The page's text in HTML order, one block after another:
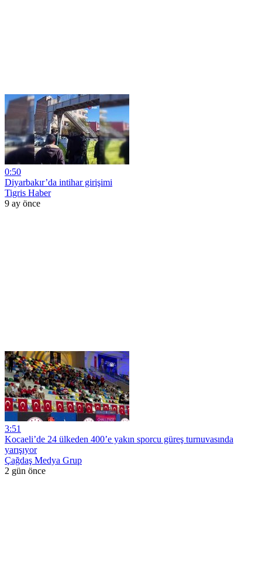
0:50
Diyarbakır’da intihar girişimi
Tigris Haber
9 ay önce
3:51
Kocaeli’de 24 ülkeden 400’e yakın sporcu güreş turnuvasında
yarışıyor
Çağdaş Medya Grup
2 gün önce